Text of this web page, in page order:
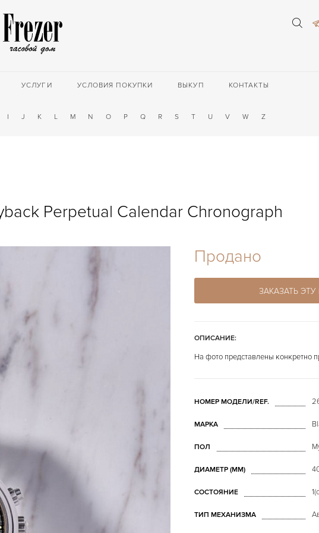
УСЛУГИ УСЛОВИЯ ПОКУПКИ ВЫКУП КОНТАКТЫ
I J K L M N O P Q R S T U V W Z
Perpetual Calendar Chronograph
Продано
ЗАКАЗАТЬ
ОПИСАНИЕ:
На фото представлены конкретно
НОМЕР МОДЕЛИ/REF.
МАРКА
ПОЛ
ДИАМЕТР (MM)
СОСТОЯНИЕ
ТИП МЕХАНИЗМА